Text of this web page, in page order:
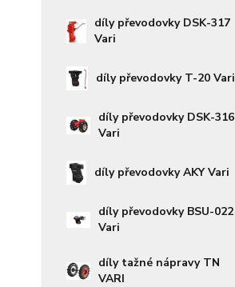
díly převodovky DSK-317
Vari
díly převodovky T-20 Vari
díly převodovky DSK-316
Vari
díly převodovky AKY Vari
díly převodovky BSU-022
Vari
díly tažné nápravy TN
VARI